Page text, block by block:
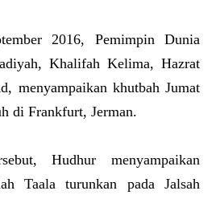
2016, Pemimpin Dunia
Khalifah Kelima, Hazrat
menyampaikan khutbah Jumat
di Frankfurt, Jerman.
Hudhur menyampaikan
Taala turunkan pada Jalsah